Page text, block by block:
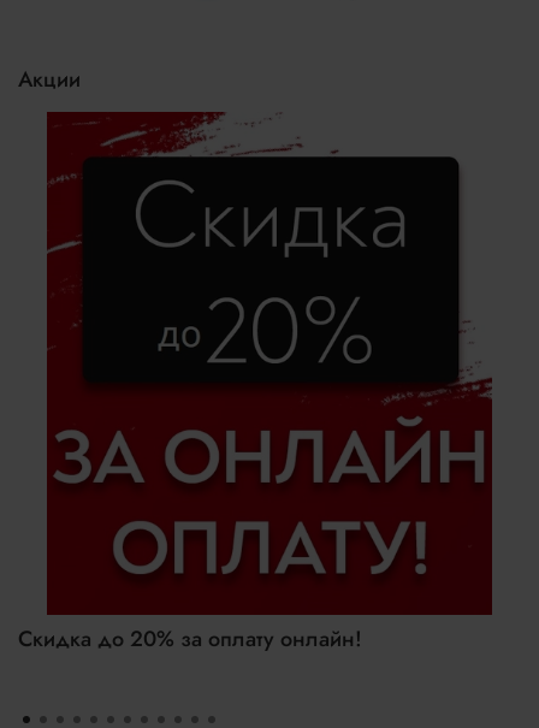
Акции
Скидка до 20% за оплату онлайн!